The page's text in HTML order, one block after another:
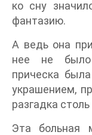
ко сну
фантазию.
А ведь она
нее не было
прическа
украшением,
разгадка
Эта больная